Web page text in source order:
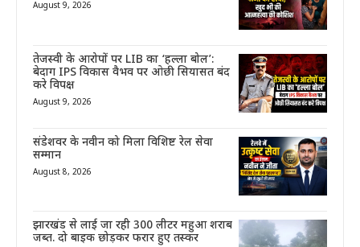
August 9, 2026
तेजस्वी के आरोपों पर LIB का ‘हल्ला बोल’:
बेदाग IPS विकास वैभव पर ओछी सियासत बंद
करे विपक्ष
August 9, 2026
संडेशवर के नवीन को मिला विशिष्ट रेल सेवा
सम्मान
August 8, 2026
झारखंड से लाई जा रही 300 लीटर महुआ शराब
जब्त. दो बाइक छोड़कर फरार हुए तस्कर